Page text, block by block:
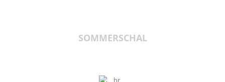
SOMMERSCHAL